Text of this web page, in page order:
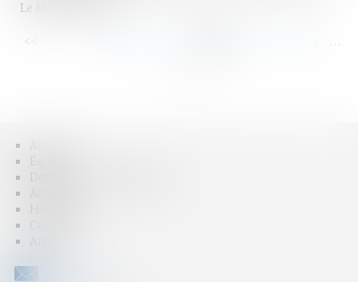
Le Monde du droit
<<
...
Accueil
Articles